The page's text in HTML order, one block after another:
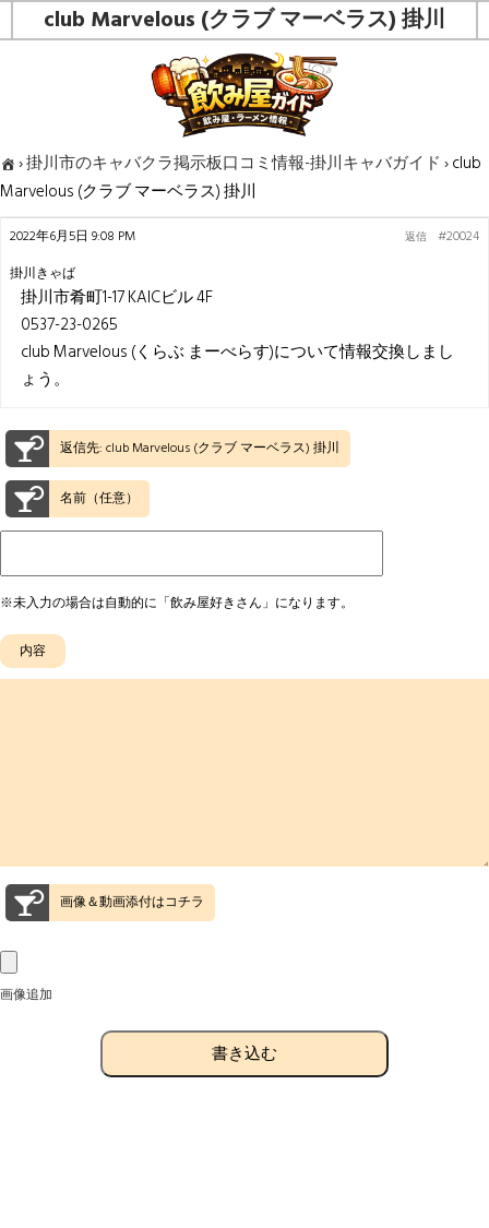
club Marvelous (クラブ マーベラス) 掛川
›掛川市のキャバクラ掲示板口コミ情報-掛川キャバガイド ›club
Marvelous (クラブ マーベラス) 掛川
2022年6月5日 9:08 PM #20024
返信
掛川きゃば
掛川市肴町1-17 KAICビル 4F
0537-23-0265
club Marvelous (くらぶ まーべらす)について情報交換しまし
ょう。
返信先: club Marvelous (クラブ マーベラス) 掛川
名前（任意）
※未入力の場合は自動的に「飲み屋好きさん」になります。
画像＆動画添付はコチラ
画像追加
書き込む